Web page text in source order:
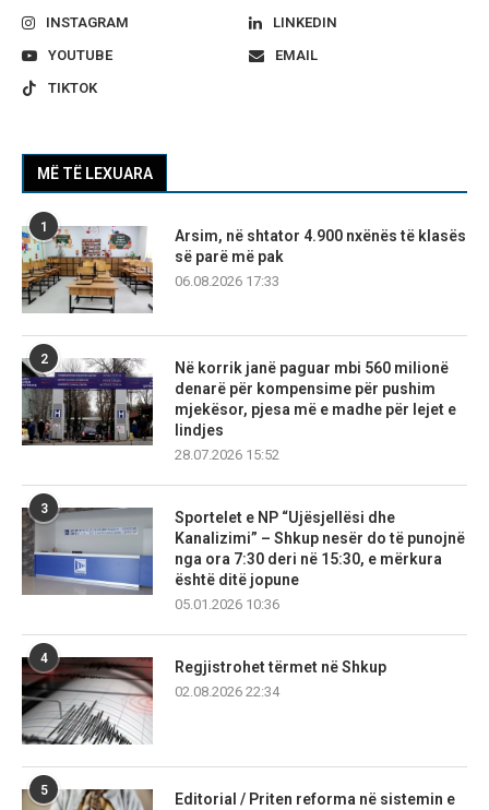
INSTAGRAM
LINKEDIN
YOUTUBE
EMAIL
TIKTOK
MË TË LEXUARA
1
Arsim, në shtator 4.900 nxënës të klasës
së parë më pak
06.08.2026 17:33
2
Në korrik janë paguar mbi 560 milionë
denarë për kompensime për pushim
mjekësor, pjesa më e madhe për lejet e
lindjes
28.07.2026 15:52
3
Sportelet e NP “Ujësjellësi dhe
Kanalizimi” – Shkup nesër do të punojnë
nga ora 7:30 deri në 15:30, e mërkura
është ditë jopune
05.01.2026 10:36
4
Regjistrohet tërmet në Shkup
02.08.2026 22:34
5
Editorial / Priten reforma në sistemin e